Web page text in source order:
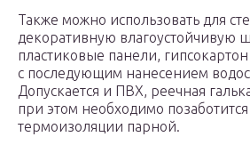
Также можно использовать для
декоративную влагоустойчивую
пластиковые панели,
с последующим нанесением
Допускается и ПВХ, реечная
при этом необходимо
термоизоляции парной.